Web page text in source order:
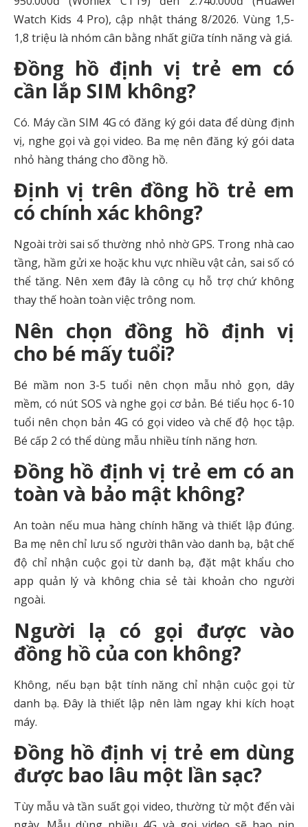
Watch Kids 4 Pro), cập nhật tháng 8/2026. Vùng 1,5-
1,8 triệu là nhóm cân bằng nhất giữa tính năng và giá.
Đồng hồ định vị trẻ em có
cần lắp SIM không?
Có. Máy cần SIM 4G có đăng ký gói data để dùng định
vị, nghe gọi và gọi video. Ba mẹ nên đăng ký gói data
nhỏ hàng tháng cho đồng hồ.
Định vị trên đồng hồ trẻ em
có chính xác không?
Ngoài trời sai số thường nhỏ nhờ GPS. Trong nhà cao
tầng, hầm gửi xe hoặc khu vực nhiều vật cản, sai số có
thể tăng. Nên xem đây là công cụ hỗ trợ chứ không
thay thế hoàn toàn việc trông nom.
Nên chọn đồng hồ định vị
cho bé mấy tuổi?
Bé mầm non 3-5 tuổi nên chọn mẫu nhỏ gọn, dây
mềm, có nút SOS và nghe gọi cơ bản. Bé tiểu học 6-10
tuổi nên chọn bản 4G có gọi video và chế độ học tập.
Bé cấp 2 có thể dùng mẫu nhiều tính năng hơn.
Đồng hồ định vị trẻ em có an
toàn và bảo mật không?
An toàn nếu mua hàng chính hãng và thiết lập đúng.
Ba mẹ nên chỉ lưu số người thân vào danh bạ, bật chế
độ chỉ nhận cuộc gọi từ danh bạ, đặt mật khẩu cho
app quản lý và không chia sẻ tài khoản cho người
ngoài.
Người lạ có gọi được vào
đồng hồ của con không?
Không, nếu bạn bật tính năng chỉ nhận cuộc gọi từ
danh bạ. Đây là thiết lập nên làm ngay khi kích hoạt
máy.
Đồng hồ định vị trẻ em dùng
được bao lâu một lần sạc?
Tùy mẫu và tần suất gọi video, thường từ một đến vài